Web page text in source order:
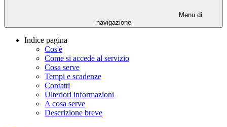
Menu di
navigazione
Indice pagina
Cos'è
Come si accede al servizio
Cosa serve
Tempi e scadenze
Contatti
Ulteriori informazioni
A cosa serve
Descrizione breve